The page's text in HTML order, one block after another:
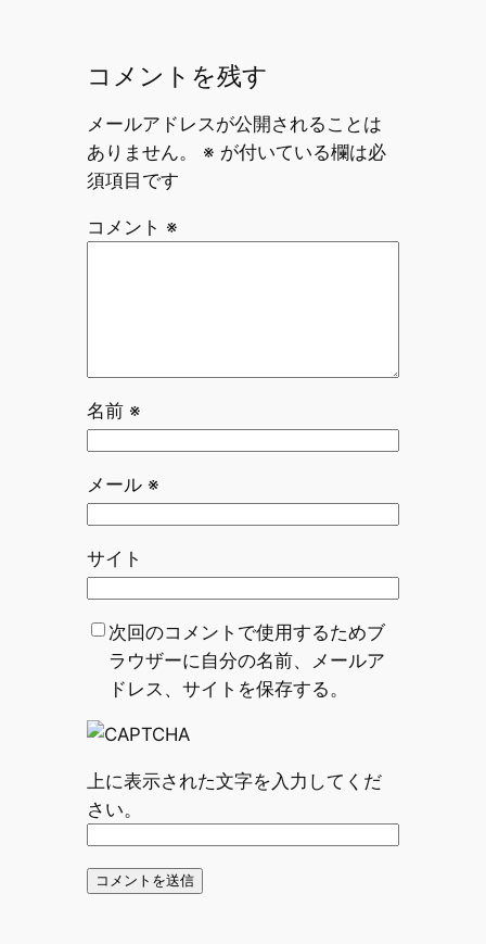
コメントを残す
メールアドレスが公開されることは
ありません。
※ が付いている欄は必
須項目です
コメント ※
名前 ※
メール ※
サイト
次回のコメントで使用するためブ
ラウザーに自分の名前、メールア
ドレス、サイトを保存する。
上に表示された文字を入力してくだ
さい。